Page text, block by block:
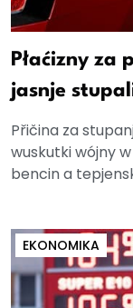
Płaćizny za
jasnje
Přičina za
wuskutki wójny
bencin a
EKONOMIKA